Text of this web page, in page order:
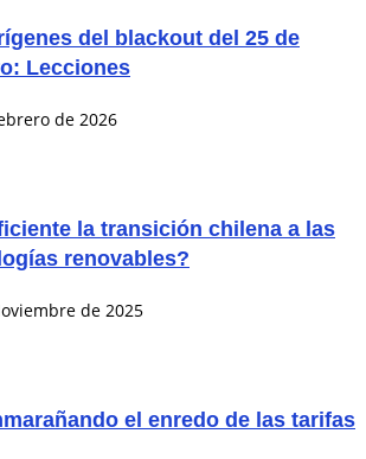
del blackout del 25 de
Lecciones
de 2026
la transición chilena a las
renovables?
de 2025
el enredo de las tarifas